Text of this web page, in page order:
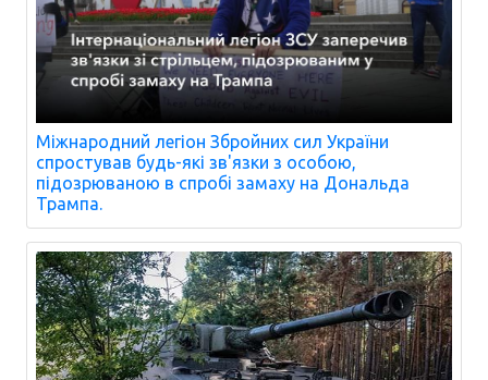
Міжнародний легіон Збройних сил України
спростував будь-які зв'язки з особою,
підозрюваною в спробі замаху на Дональда
Трампа.